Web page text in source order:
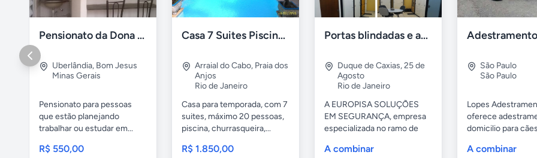
Pensionato da Dona Maria - Uberlândia/MG
Uberlândia, Bom Jesus
Minas Gerais
Pensionato para pessoas
que estão planejando
trabalhar ou estudar em...
R$ 550,00
Casa 7 Suites Piscina - Praia dos Anjos
Arraial do Cabo, Praia dos
Anjos
Rio de Janeiro
Casa para temporada, com 7
suites, máximo 20 pessoas,
piscina, churrasqueira,...
R$ 1.850,00
Portas blindadas e anti-arrombamento Europisa
Duque de Caxias,25 de
Agosto
Rio de Janeiro
A EUROPISA SOLUÇÕES
EM SEGURANÇA, empresa
especializada no ramo de
A combinar
São Paulo
São Paulo
Lopes
oferece
domicilio para
A combinar